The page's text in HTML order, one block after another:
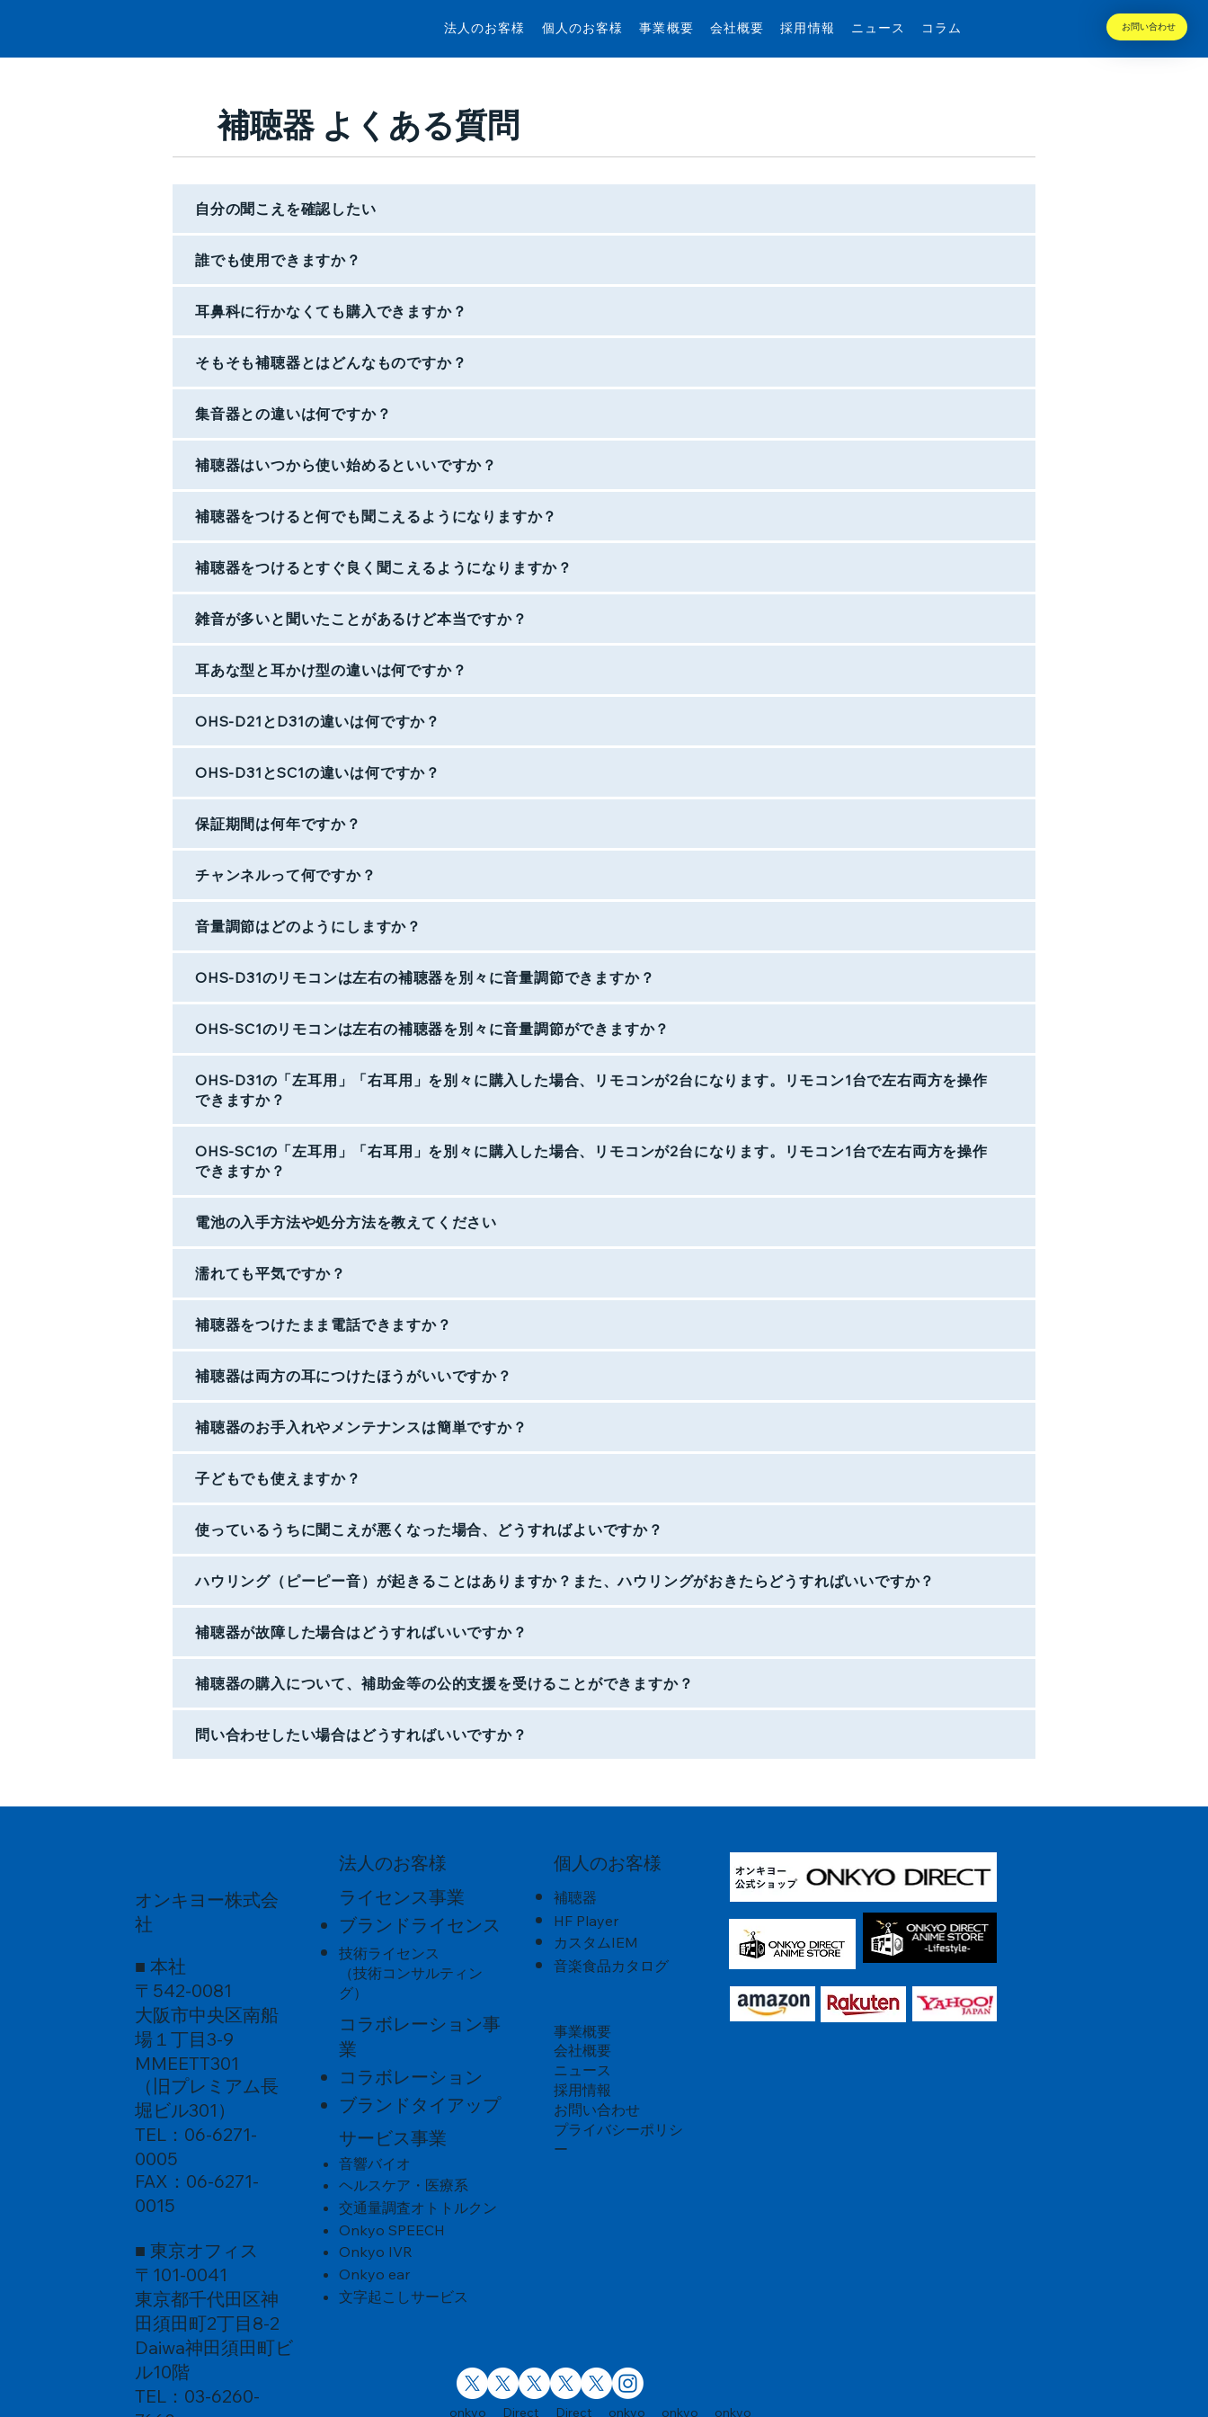
法人のお客様 個人のお客様 事業概要 会社概要 採用情報 ニュース コラム お問い合わせ
補聴器 よくある質問
自分の聞こえを確認したい
誰でも使用できますか？
耳鼻科に行かなくても購入できますか？
そもそも補聴器とはどんなものですか？
集音器との違いは何ですか？
補聴器はいつから使い始めるといいですか？
補聴器をつけると何でも聞こえるようになりますか？
補聴器をつけるとすぐ良く聞こえるようになりますか？
雑音が多いと聞いたことがあるけど本当ですか？
耳あな型と耳かけ型の違いは何ですか？
OHS-D21とD31の違いは何ですか？
OHS-D31とSC1の違いは何ですか？
保証期間は何年ですか？
チャンネルって何ですか？
音量調節はどのようにしますか？
OHS-D31のリモコンは左右の補聴器を別々に音量調節できますか？
OHS-SC1のリモコンは左右の補聴器を別々に音量調節ができますか？
OHS-D31の「左耳用」「右耳用」を別々に購入した場合、リモコンが2台になります。リモコン1台で左右両方を操作
できますか？
OHS-SC1の「左耳用」「右耳用」を別々に購入した場合、リモコンが2台になります。リモコン1台で左右両方を操作
できますか？
電池の入手方法や処分方法を教えてください
濡れても平気ですか？
補聴器をつけたまま電話できますか？
補聴器は両方の耳につけたほうがいいですか？
補聴器のお手入れやメンテナンスは簡単ですか？
子どもでも使えますか？
使っているうちに聞こえが悪くなった場合、どうすればよいですか？
ハウリング（ピーピー音）が起きることはありますか？また、ハウリングがおきたらどうすればいいですか？
補聴器が故障した場合はどうすればいいですか？
補聴器の購入について、補助金等の公的支援を受けることができますか？
問い合わせしたい場合はどうすればいいですか？
onkyo Direct Direct onkyo onkyo onkyo
オンキヨー株式会
社
■ 本社
〒542-0081
大阪市中央区南船
場１丁目3-9
MMEETT301
（旧プレミアム長
堀ビル301）
TEL：06-6271-
0005
FAX：06-6271-
0015
■ 東京オフィス
〒101-0041
東京都千代田区神
田須田町2丁目8-2
Daiwa神田須田町ビ
ル10階
TEL：03-6260-
法人のお客様
ライセンス事業
ブランドライセンス
技術ライセンス
（技術コンサルティン
グ）
コラボレーション事
業
コラボレーション
ブランドタイアップ
サービス事業
音響バイオ
ヘルスケア・医療系
交通量調査オトトルクン
Onkyo SPEECH
Onkyo IVR
文字起こしサービス
Onkyo ear
個人のお客様
補聴器
HF Player
カスタムIEM
音楽食品カタログ
プライバシーポリシ
ー
お問い合わせ
採用情報
ニュース
事業概要
会社概要